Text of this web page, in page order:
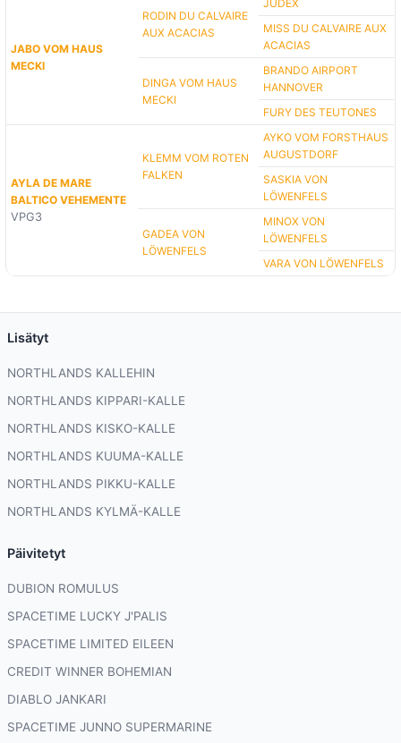
JABO VOM HAUS
MECKI
RODIN DU CALVAIRE
AUX ACACIAS
JUDEX
MISS DU CALVAIRE AUX
ACACIAS
DINGA VOM HAUS
MECKI
BRANDO AIRPORT
HANNOVER
FURY DES TEUTONES
AYLA DE MARE
BALTICO VEHEMENTE
VPG3
KLEMM VOM ROTEN
FALKEN
AYKO VOM FORSTHAUS
AUGUSTDORF
SASKIA VON
LÖWENFELS
GADEA VON
LÖWENFELS
MINOX VON
LÖWENFELS
VARA VON LÖWENFELS
Lisätyt
NORTHLANDS KALLEHIN
NORTHLANDS KIPPARI-KALLE
NORTHLANDS KISKO-KALLE
NORTHLANDS KUUMA-KALLE
NORTHLANDS PIKKU-KALLE
NORTHLANDS KYLMÄ-KALLE
Päivitetyt
DUBION ROMULUS
SPACETIME LUCKY J'PALIS
SPACETIME LIMITED EILEEN
CREDIT WINNER BOHEMIAN
DIABLO JANKARI
SPACETIME JUNNO SUPERMARINE